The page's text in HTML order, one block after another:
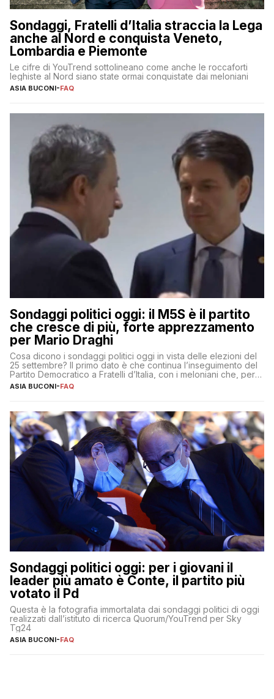
Sondaggi, Fratelli d’Italia straccia la Lega
anche al Nord e conquista Veneto,
Lombardia e Piemonte
Le cifre di YouTrend sottolineano come anche le roccaforti
leghiste al Nord siano state ormai conquistate dai meloniani
ASIA BUCONI-FAQ
Sondaggi politici oggi: il M5S è il partito
che cresce di più, forte apprezzamento
per Mario Draghi
Cosa dicono i sondaggi politici oggi in vista delle elezioni del
25 settembre? Il primo dato è che continua l’inseguimento del
Partito Democratico a Fratelli d’Italia, con i meloniani che, però,
sembrano accumulare sempre più distacco affermandosi come
primo partito con il 24% (+0,7% rispetto a fine luglio), un
ASIA BUCONI-FAQ
Sondaggi politici oggi: per i giovani il
leader più amato è Conte, il partito più
votato il Pd
Questa è la fotografia immortalata dai sondaggi politici di oggi
realizzati dall’istituto di ricerca Quorum/YouTrend per Sky
Tg24
ASIA BUCONI-FAQ